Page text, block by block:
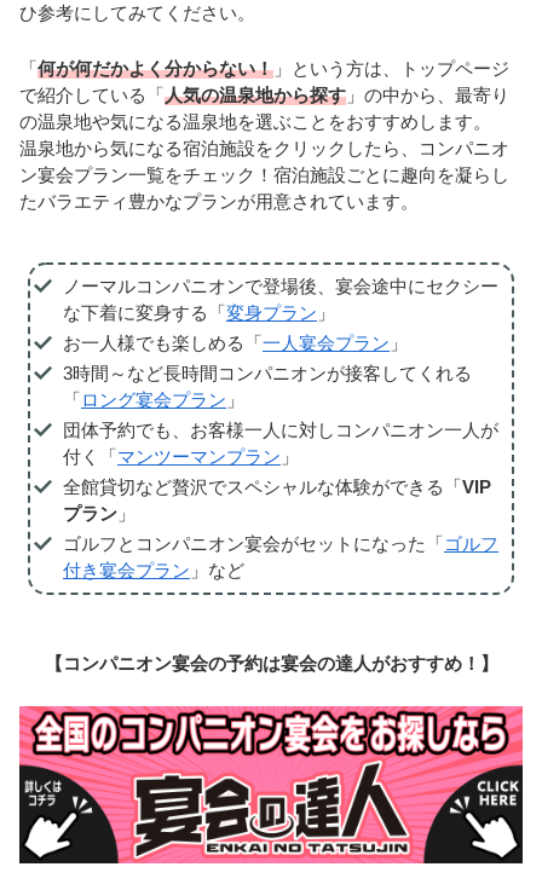
ひ参考にしてみてください。
「何が何だかよく分からない！ 」という方は、トップページ
で紹介している「人気の温泉地から探す 」の中から、最寄り
の温泉地や気になる温泉地を選ぶことをおすすめします。
温泉地から気になる宿泊施設をクリックしたら、コンパニオ
ン宴会プラン一覧をチェック！宿泊施設ごとに趣向を凝らし
たバラエティ豊かなプランが用意されています。
ノーマルコンパニオンで登場後、宴会途中にセクシー
な下着に変身する「変身プラン 」
お一人様でも楽しめる「一人宴会プラン 」
3時間～など長時間コンパニオンが接客してくれる
「ロング宴会プラン 」
団体予約でも、お客様一人に対しコンパニオン一人が
付く「マンツーマンプラン 」
全館貸切など贅沢でスペシャルな体験ができる「VIP
プラン 」
ゴルフとコンパニオン宴会がセットになった「ゴルフ
付き宴会プラン 」など
【コンパニオン宴会の予約は宴会の達人がおすすめ！】